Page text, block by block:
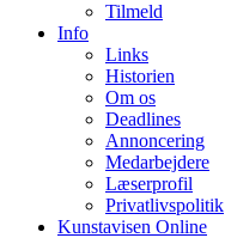
Tilmeld
Info
Links
Historien
Om os
Deadlines
Annoncering
Medarbejdere
Læserprofil
Privatlivspolitik
Kunstavisen Online